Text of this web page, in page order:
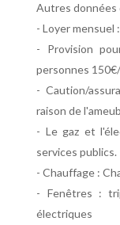
Autres données
- Loyer mensuel
- Provision
personnes
- Caution/
raison de
- Le gaz et
services publics.
- Chauffage :
- Fenêtres :
électriques